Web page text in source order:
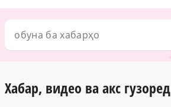
Хабар, видео ва акс гузоред